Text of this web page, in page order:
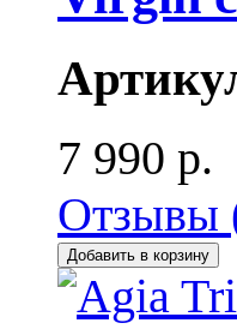
7 990 р.
Отзывы
Добавить в корзину